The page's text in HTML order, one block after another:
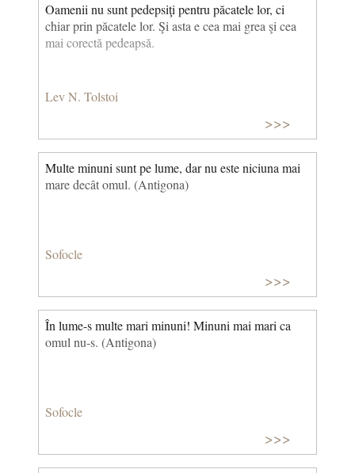
Oamenii nu sunt pedepsiţi pentru păcatele lor, ci
chiar prin păcatele lor. Şi asta e cea mai grea şi cea
mai corectă pedeapsă.
Lev N. Tolstoi
>>>
Multe minuni sunt pe lume, dar nu este niciuna mai
mare decât omul. (Antigona)
Sofocle
>>>
În lume-s multe mari minuni! Minuni mai mari ca
omul nu-s. (Antigona)
Sofocle
>>>